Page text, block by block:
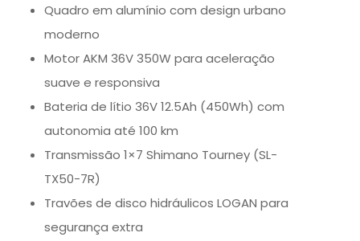
Quadro em alumínio com design urbano
moderno
Motor AKM 36V 350W para aceleração
suave e responsiva
Bateria de lítio 36V 12.5Ah (450Wh) com
autonomia até 100 km
Transmissão 1×7 Shimano Tourney (SL-
TX50-7R)
Travões de disco hidráulicos LOGAN para
segurança extra